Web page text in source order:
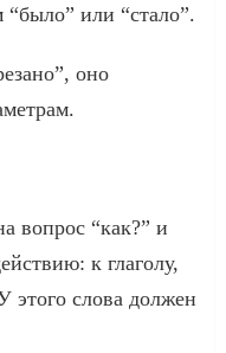
или “стало”.
оно
вопрос “как?” и
к глаголу,
этого слова должен